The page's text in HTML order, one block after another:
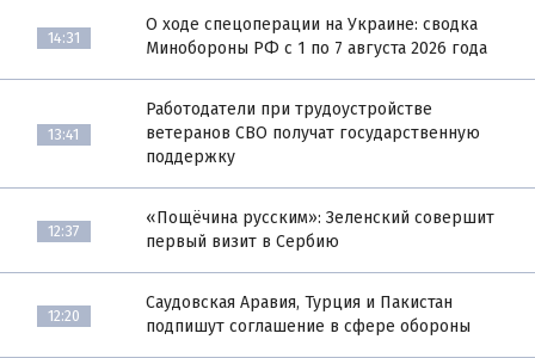
14:31
О ходе спецоперации на Украине: сводка
Минобороны РФ с 1 по 7 августа 2026 года
13:41
Работодатели при трудоустройстве
ветеранов СВО получат государственную
поддержку
12:37
«Пощёчина русским»: Зеленский совершит
первый визит в Сербию
12:20
Саудовская Аравия, Турция и Пакистан
подпишут соглашение в сфере обороны